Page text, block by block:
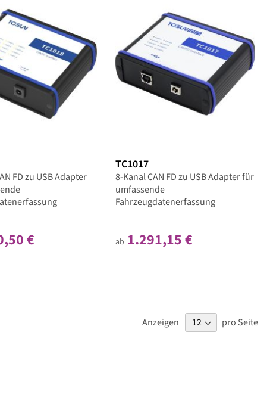
FD zu USB Adapter
€
TC1017
8-Kanal CAN FD zu USB Adapter für
umfassende
Fahrzeugdatenerfassung
ab 1.291,15 €
Anzeigen pro Seite